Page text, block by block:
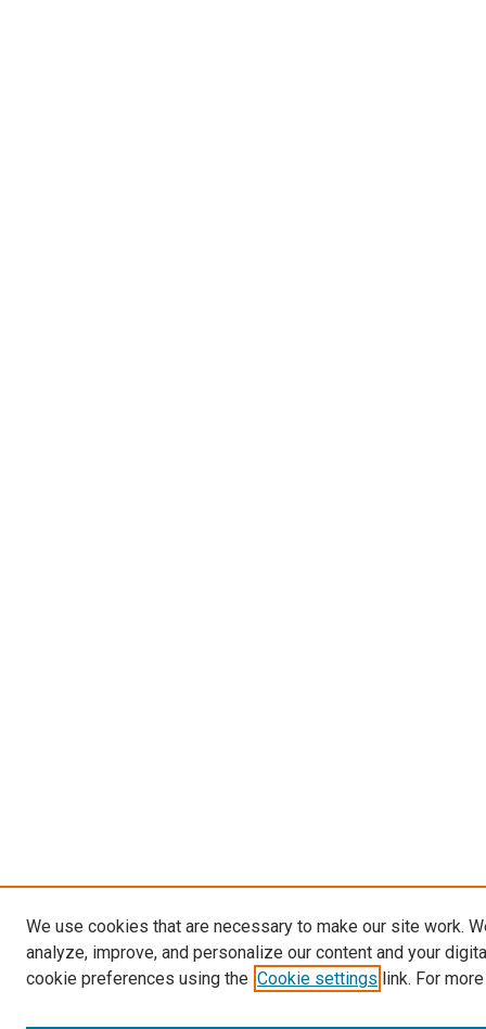
We use cookies that are necessary to make our site work.
analyze, improve, and personalize our content and your
cookie preferences using the Cookie settings link. For